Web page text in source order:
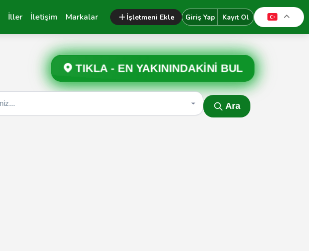
İller İletişim Markalar İşletmeni Ekle Giriş Yap Kayıt Ol
TIKLA - EN YAKININDAKİNİ BUL
Ara